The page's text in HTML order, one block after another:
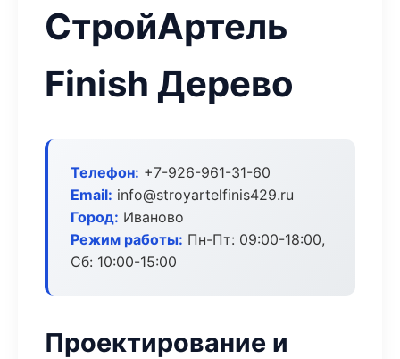
СтройАртель
Finish Дерево
Телефон: +7-926-961-31-60
Email: info@stroyartelfinis429.ru
Город: Иваново
Режим работы: Пн-Пт: 09:00-18:00,
Сб: 10:00-15:00
Проектирование и